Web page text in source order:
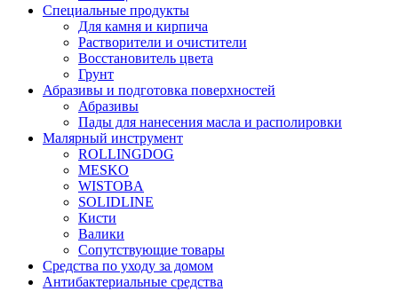
Специальные продукты
Для камня и кирпича
Растворители и очистители
Восстановитель цвета
Грунт
Абразивы и подготовка поверхностей
Абразивы
Пады для нанесения масла и располировки
Малярный инструмент
ROLLINGDOG
MESKO
WISTOBA
SOLIDLINE
Кисти
Валики
Сопутствующие товары
Средства по уходу за домом
Антибактериальные средства